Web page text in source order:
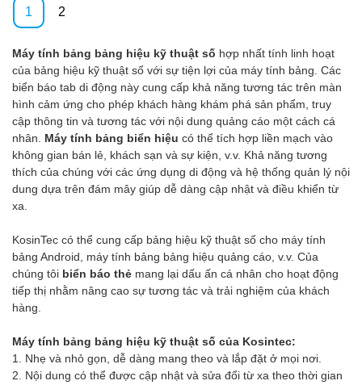
Máy tính bảng bảng hiệu kỹ thuật số hợp nhất tính linh hoạt
của bảng hiệu kỹ thuật số với sự tiện lợi của máy tính bảng. Các
biển báo tab di động này cung cấp khả năng tương tác trên màn
hình cảm ứng cho phép khách hàng khám phá sản phẩm, truy
cập thông tin và tương tác với nội dung quảng cáo một cách cá
nhân. Máy tính bảng biển hiệu có thể tích hợp liền mạch vào
không gian bán lẻ, khách sạn và sự kiện, v.v. Khả năng tương
thích của chúng với các ứng dụng di động và hệ thống quản lý nội
dung dựa trên đám mây giúp dễ dàng cập nhật và điều khiển từ
xa.
KosinTec có thể cung cấp bảng hiệu kỹ thuật số cho máy tính
bảng Android, máy tính bảng bảng hiệu quảng cáo, v.v. Của
chúng tôi biển báo thẻ mang lại dấu ấn cá nhân cho hoạt động
tiếp thị nhằm nâng cao sự tương tác và trải nghiệm của khách
hàng.
Máy tính bảng bảng hiệu kỹ thuật số của Kosintec:
1. Nhẹ và nhỏ gọn, dễ dàng mang theo và lắp đặt ở mọi nơi.
2. Nội dung có thể được cập nhật và sửa đổi từ xa theo thời gian
tương tác cảm ứng thông minh
24 inch đa chức năng được
tìm thấy rộng rãi trong (các)
kịch bản ứng dụng của Bảng
hiệu và màn hình kỹ thuật số.
phù hợp với các mục đích sử
dụng khác nhau trong Digital
Signage và Displays.
1 2